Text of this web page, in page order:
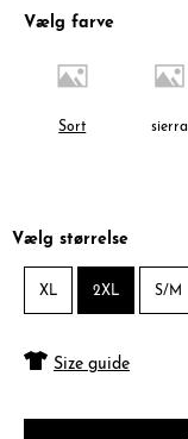
Vælg farve
Sort sierra
Vælg størrelse
XL 2XL S/M
Size guide